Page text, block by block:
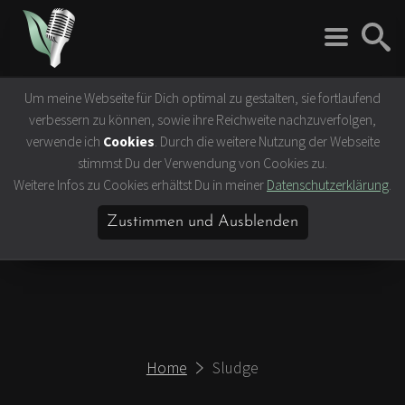
Rock 'n' Roll
Interviews
Konzerte
Vegan
Tierrechte
Klima- &
Umweltschutz
Ernährung &
Gesundheit
Slow Travel
Um meine Webseite für Dich optimal zu gestalten, sie fortlaufend
verbessern zu können, sowie ihre Reichweite nachzuverfolgen,
verwende ich Cookies . Durch die weitere Nutzung der Webseite
stimmst Du der Verwendung von Cookies zu.
Weitere Infos zu Cookies erhältst Du in meiner Datenschutzerklärung
Zustimmen und Ausblenden
Home Sludge